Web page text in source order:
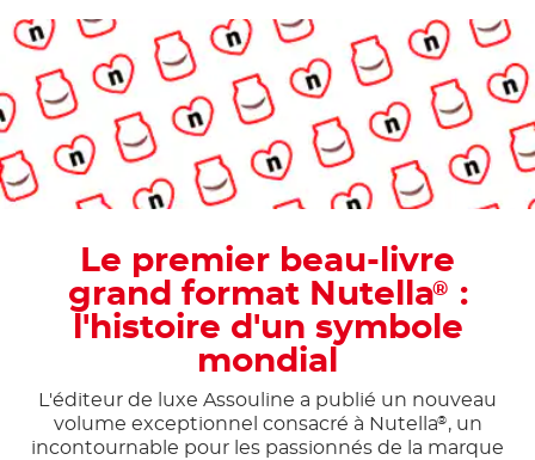
Le premier beau-livre
grand format Nutella®
:
l'histoire d'un symbole
mondial
L'éditeur de luxe Assouline a publié un nouveau
volume exceptionnel consacré à Nutella® , un
incontournable pour les passionnés de la marque